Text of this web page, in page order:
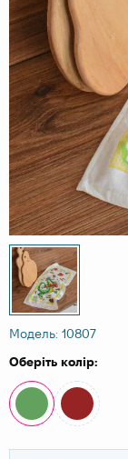
Модель: 10807
Оберіть колір: